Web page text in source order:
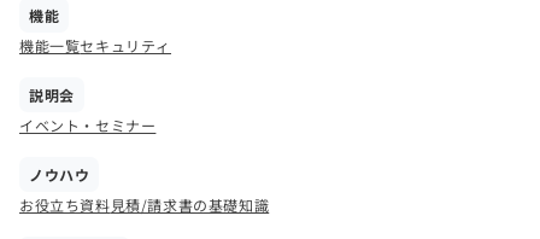
機能
機能一覧セキュリティ
説明会
イベント・セミナー
ノウハウ
お役立ち資料見積/請求書の基礎知識